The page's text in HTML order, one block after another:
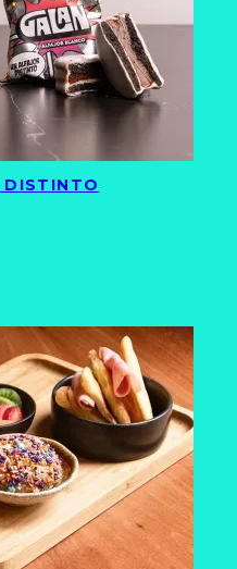
DISTINTO